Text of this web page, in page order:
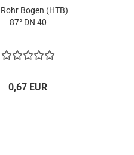
Bogen (HTB)
87° DN 40
0,67 EUR